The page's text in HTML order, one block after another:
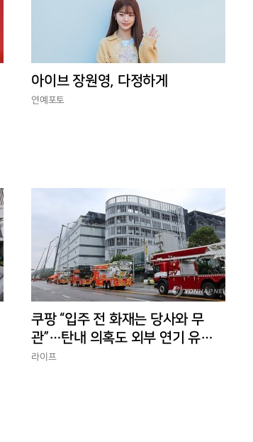
아이브 장원영, 다정하게
연예포토
쿠팡 “입주 전 화재는 당사와 무
관”…탄내 의혹도 외부 연기 유입
반박
라이프